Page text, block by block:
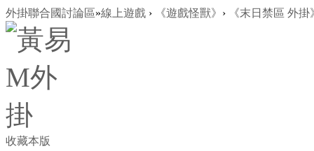
外掛聯合國討論區»線上遊戲 › 《遊戲怪獸》 › 《末日禁區 外掛
收藏本版